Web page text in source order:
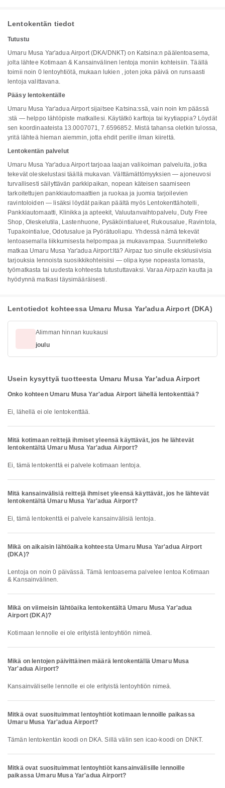
Lentokentän tiedot
Tutustu
Umaru Musa Yar'adua Airport (DKA/DNKT) on Katsina:n päälentoasema,
jolta lähtee Kotimaan & Kansainvälinen lentoja moniin kohteisiin. Täällä
toimii noin 0 lentoyhtiötä, mukaan lukien , joten joka päivä on runsaasti
lentoja valittavana.
Pääsy lentokentälle
Umaru Musa Yar'adua Airport sijaitsee Katsina:ssä, vain noin km päässä
:stä — helppo lähtöpiste matkallesi. Käytätkö karttoja tai kyytiappia? Löydät
sen koordinaateista 13.0007071, 7.6596852. Mistä tahansa oletkin tulossa,
yritä lähteä hieman aiemmin, jotta ehdit perille ilman kiirettä.
Lentokentän palvelut
Umaru Musa Yar'adua Airport tarjoaa laajan valikoiman palveluita, jotka
tekevät oleskelustasi täällä mukavan. Välttämättömyyksien — ajoneuvosi
turvallisesti säilyttävän parkkipaikan, nopean käteisen saamiseen
tarkoitettujen pankkiautomaattien ja ruokaa ja juomia tarjoilevien
ravintoloiden — lisäksi löydät paikan päältä myös Lentokenttähotelli,
Pankkiautomaatti, Klinikka ja apteekit, Valuutanvaihtopalvelu, Duty Free
Shop, Oleskelutila, Lastenhuone, Pysäköintialueet, Rukousalue, Ravintola,
Tupakointialue, Odotusalue ja Pyörätuoliapu. Yhdessä nämä tekevät
lentoasemalla liikkumisesta helpompaa ja mukavampaa. Suunnitteletko
matkaa Umaru Musa Yar'adua Airport:ltä? Airpaz tuo sinulle eksklusiivisia
tarjouksia lennoista suosikkikohteisiisi — olipa kyse nopeasta lomasta,
työmatkasta tai uudesta kohteesta tutustuttavaksi. Varaa Airpazin kautta ja
hyödynnä matkasi täysimääräisesti.
Lentotiedot kohteessa Umaru Musa Yar'adua Airport (DKA)
Alimman hinnan kuukausi
joulu
Usein kysyttyä tuotteesta Umaru Musa Yar'adua Airport
Onko kohteen Umaru Musa Yar'adua Airport lähellä lentokenttää?
Ei, lähellä ei ole lentokenttää.
Mitä kotimaan reittejä ihmiset yleensä käyttävät, jos he lähtevät
lentokentältä Umaru Musa Yar'adua Airport?
Ei, tämä lentokenttä ei palvele kotimaan lentoja.
Mitä kansainvälisiä reittejä ihmiset yleensä käyttävät, jos he lähtevät
lentokentältä Umaru Musa Yar'adua Airport?
Ei, tämä lentokenttä ei palvele kansainvälisiä lentoja.
Mikä on aikaisin lähtöaika kohteesta Umaru Musa Yar'adua Airport
(DKA)?
Lentoja on noin 0 päivässä. Tämä lentoasema palvelee lentoa Kotimaan
& Kansainvälinen.
Mikä on viimeisin lähtöaika lentokentältä Umaru Musa Yar'adua
Airport (DKA)?
Kotimaan lennolle ei ole erityistä lentoyhtiön nimeä.
Mikä on lentojen päivittäinen määrä lentokentällä Umaru Musa
Yar'adua Airport?
Kansainväliselle lennolle ei ole erityistä lentoyhtiön nimeä.
Mitkä ovat suosituimmat lentoyhtiöt kotimaan lennoille paikassa
Umaru Musa Yar'adua Airport?
Tämän lentokentän koodi on DKA. Sillä välin sen icao-koodi on DNKT.
Mitkä ovat suosituimmat lentoyhtiöt kansainvälisille lennoille
paikassa Umaru Musa Yar'adua Airport?